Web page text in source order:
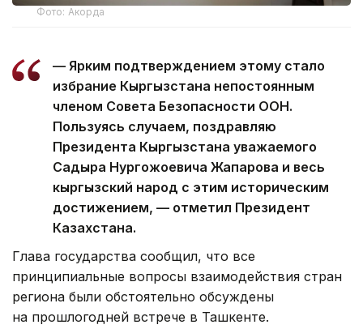
Фото: Акорда
— Ярким подтверждением этому стало
избрание Кыргызстана непостоянным
членом Совета Безопасности ООН.
Пользуясь случаем, поздравляю
Президента Кыргызстана уважаемого
Садыра Нургожоевича Жапарова и весь
кыргызский народ с этим историческим
достижением, — отметил Президент
Казахстана.
Глава государства сообщил, что все
принципиальные вопросы взаимодействия стран
региона были обстоятельно обсуждены
на прошлогодней встрече в Ташкенте.